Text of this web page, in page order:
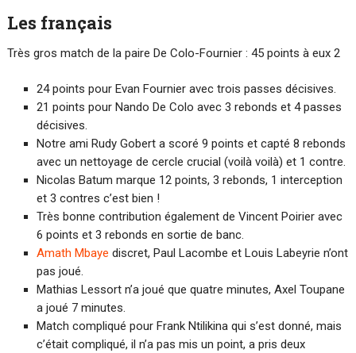
Les français
Très gros match de la paire De Colo-Fournier : 45 points à eux 2
24 points pour Evan Fournier avec trois passes décisives.
21 points pour Nando De Colo avec 3 rebonds et 4 passes
décisives.
Notre ami Rudy Gobert a scoré 9 points et capté 8 rebonds
avec un nettoyage de cercle crucial (voilà voilà) et 1 contre.
Nicolas Batum marque 12 points, 3 rebonds, 1 interception
et 3 contres c’est bien !
Très bonne contribution également de Vincent Poirier avec
6 points et 3 rebonds en sortie de banc.
Amath Mbaye discret, Paul Lacombe et Louis Labeyrie n’ont
pas joué.
Mathias Lessort n’a joué que quatre minutes, Axel Toupane
a joué 7 minutes.
Match compliqué pour Frank Ntilikina qui s’est donné, mais
c’était compliqué, il n’a pas mis un point, a pris deux